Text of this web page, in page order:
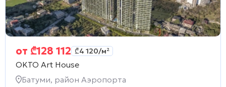
от ₾128 112 ₾4 120/м²
OKTO Art House
Батуми, район Аэропорта